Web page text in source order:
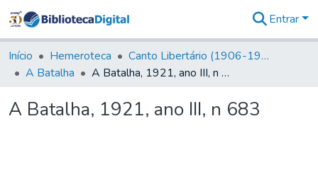
&
Coleções
Tudo na
Digital
Entrar
Início Hemeroteca
Canto Libertário (1906-1995)
A Batalha
A Batalha, 1921, ano III, n 683
A Batalha, 1921, ano III, n 683